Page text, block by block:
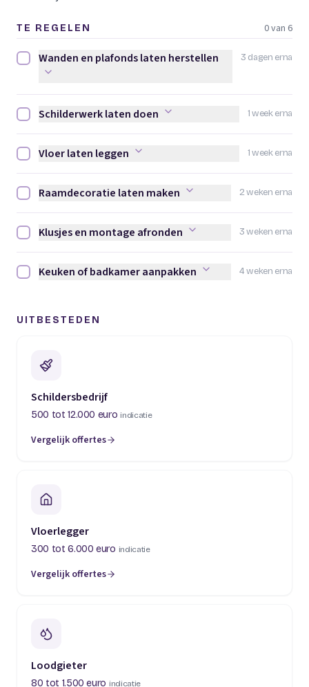
TE REGELEN 0 van 6
3 dagen erna
Wanden en plafonds laten herstellen afvinken
Wanden en plafonds laten herstellen
1 week erna
Schilderwerk laten doen afvinken
Schilderwerk laten doen
1 week erna
Vloer laten leggen afvinken
Vloer laten leggen
2 weken erna
Raamdecoratie laten maken afvinken
Raamdecoratie laten maken
3 weken erna
Klusjes en montage afronden afvinken
Klusjes en montage afronden
4 weken erna
Keuken of badkamer aanpakken afvinken
Keuken of badkamer aanpakken
UITBESTEDEN
Schildersbedrijf
500 tot 12.000 euro indicatie
Vergelijk offertes
(opent in een nieuw tabblad)
Vloerlegger
300 tot 6.000 euro indicatie
Vergelijk offertes
(opent in een nieuw tabblad)
Loodgieter
80 tot 1.500 euro indicatie